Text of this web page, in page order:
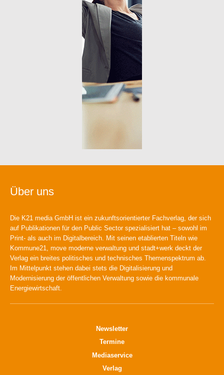
Über uns
Die K21 media GmbH ist ein zukunftsorientierter Fachverlag, der sich
auf Publikationen für den Public Sector spezialisiert hat – sowohl im
Print- als auch im Digitalbereich. Mit seinen etablierten Titeln wie
Kommune21, move moderne verwaltung und stadt+werk deckt der
Verlag ein breites politisches und technisches Themenspektrum ab.
Im Mittelpunkt stehen dabei stets die Digitalisierung und
Modernisierung der öffentlichen Verwaltung sowie die kommunale
Energiewirtschaft.
Newsletter
Termine
Mediaservice
Verlag